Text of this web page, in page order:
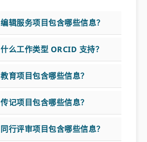
编辑服务项目包含哪些信息？
什么工作类型 ORCID 支持？
教育项目包含哪些信息？
传记项目包含哪些信息？
同行评审项目包含哪些信息？